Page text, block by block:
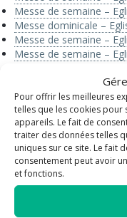
Pour offrir les meilleures
telles que les cookies
appareils. Le fait de
traiter des données telles
uniques sur ce site. Le fait
consentement peut avoir
et fonctions.
Messe de semaine –
Messe dominicale –
Messe de semaine –
Messe de semaine –
Messe de semaine –
Messe de semaine –
Messe dominicale –
Messe de semaine –
Messe de semaine –
Messe dominicale –
Messe dominicale –
Messe dominicale –
Messe dominicale –
Messe dominicale –